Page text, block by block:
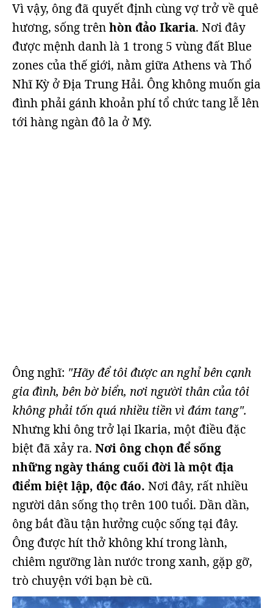
Vì vậy, ông đã quyết định cùng vợ trở về quê
hương, sống trênhòn đảo Ikaria. Nơi đây
được mệnh danh là 1 trong 5 vùng đất Blue
zones của thế giới, nằm giữa Athens và Thổ
Nhĩ Kỳ ở Địa Trung Hải. Ông không muốn gia
đình phải gánh khoản phí tổ chức tang lễ lên
tới hàng ngàn đô la ở Mỹ.
Ông nghĩ: "Hãy để tôi được an nghỉ bên cạnh
gia đình, bên bờ biển, nơi người thân của tôi
không phải tốn quá nhiều tiền vì đám tang".
Nhưng khi ông trở lại Ikaria, một điều đặc
biệt đã xảy ra. Nơi ông chọn để sống
những ngày tháng cuối đời là một địa
điểm biệt lập, độc đáo. Nơi đây, rất nhiều
người dân sống thọ trên 100 tuổi. Dần dần,
ông bắt đầu tận hưởng cuộc sống tại đây.
Ông được hít thở không khí trong lành,
chiêm ngưỡng làn nước trong xanh, gặp gỡ,
trò chuyện với bạn bè cũ.